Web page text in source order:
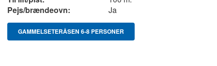
Pejs/brændeovn:
Ja
GAMMELSETERÅSEN 6-8 PERSONER